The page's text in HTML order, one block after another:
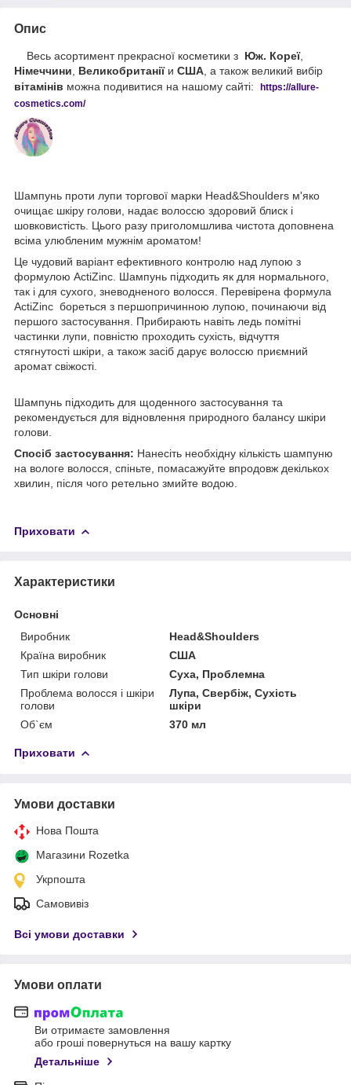
Опис
Весь асортимент прекрасної косметики з Юж. Кореї,
Німеччини
Великобританіїи США , а також великий вибір
вітамінів можна подивитися на нашому сайті: https://allure-
cosmetics.com/
Шампунь проти лупи торгової марки Head&Shoulders м'яко
очищає шкіру голови, надає волоссю здоровий блиск і
шовковистість. Цього разу приголомшлива чистота доповнена
всіма улюбленим мужнім ароматом!
Це чудовий варіант ефективного контролю над лупою з
формулою ActiZinc. Шампунь підходить як для нормального,
так і для сухого, зневодненого волосся. Перевірена формула
ActiZinc бореться з першопричинною лупою, починаючи від
першого застосування. Прибирають навіть ледь помітні
частинки лупи, повністю проходить сухість, відчуття
стягнутості шкіри, а також засіб дарує волоссю приємний
аромат свіжості.
Шампунь підходить для щоденного застосування та
рекомендується для відновлення природного балансу шкіри
голови.
Спосіб застосування: Нанесіть необхідну кількість шампуню
на вологе волосся, спіньте, помасажуйте впродовж декількох
хвилин, після чого ретельно змийте водою.
Приховати
Характеристики
Основні
Виробник
Head&Shoulders
Країна виробник
США
Тип шкіри голови
Суха, Проблемна
Проблема волосся і шкіри
голови
Лупа, Свербіж, Сухість
шкіри
Об`єм
370 мл
Приховати
Умови доставки
Нова Пошта
Магазини Rozetka
Укрпошта
Самовивіз
Всі умови доставки
Умови оплати
Ви отримаєте замовлення
або гроші повернуться на вашу картку
Детальніше